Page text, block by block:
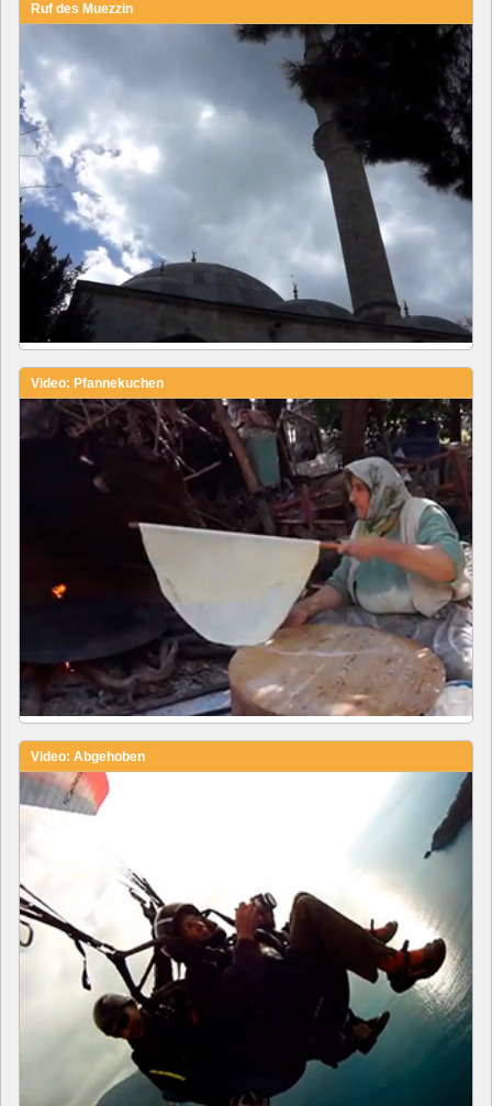
Ruf des Muezzin
Video: Pfannekuchen
Video: Abgehoben